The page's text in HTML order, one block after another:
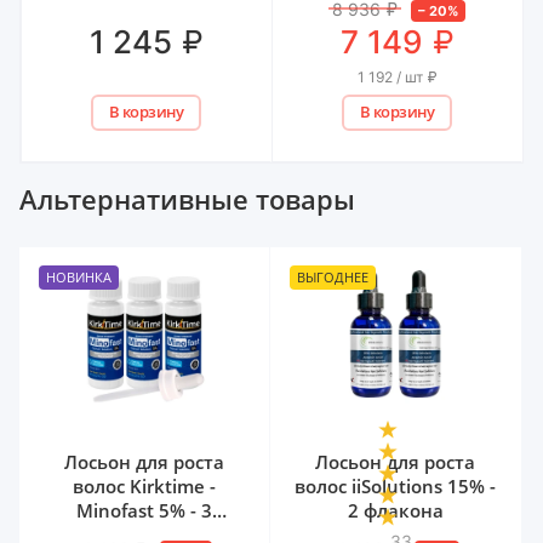
1 245 ₽
В корзину
8 936 ₽ – 20%
7 149 ₽
1 192 / шт ₽
В корзину
Альтернативные товары
НОВИНКА
Лосьон для роста
волос Kirktime -
Minofast 5% - 3
ВЫГОДНЕЕ
Лосьон для роста
волос iiSolutions 15% -
2 флакона